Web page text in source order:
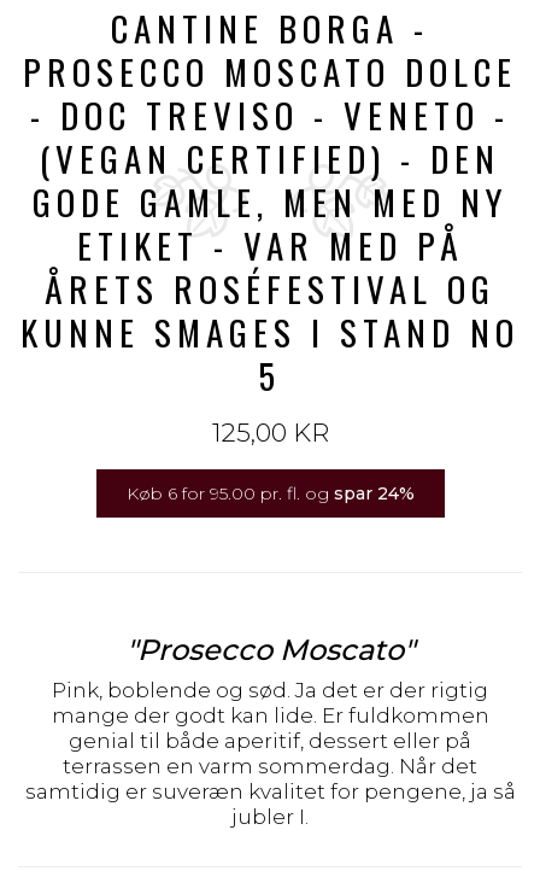
CANTINE BORGA -
PROSECCO MOSCATO DOLCE
- DOC TREVISO - VENETO -
(VEGAN CERTIFIED) - DEN
GODE GAMLE, MEN MED NY
ETIKET - VAR MED PÅ
ÅRETS ROSÉFESTIVAL OG
KUNNE SMAGES I STAND NO
5
125,00 KR
Køb 6 for 95.00 pr. fl. og spar 24%
"Prosecco Moscato"
Pink, boblende og sød. Ja det er der rigtig
mange der godt kan lide. Er fuldkommen
genial til både aperitif, dessert eller på
terrassen en varm sommerdag. Når det
samtidig er suveræn kvalitet for pengene, ja så
jubler I.